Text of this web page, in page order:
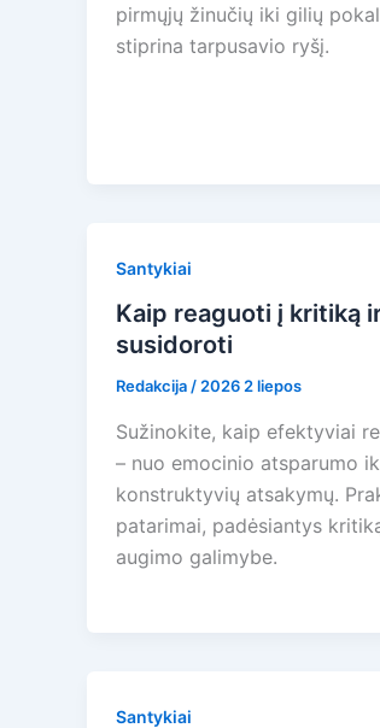
pirmųjų žinučių iki gilių
stiprina tarpusavio ryšį.
Santykiai
Kaip reaguoti į kritiką
susidoroti
Redakcija/2026 2 liepos
Sužinokite, kaip efektyviai
– nuo emocinio atsparumo
konstruktyvių atsakymų.
patarimai, padėsiantys
augimo galimybe.
Santykiai